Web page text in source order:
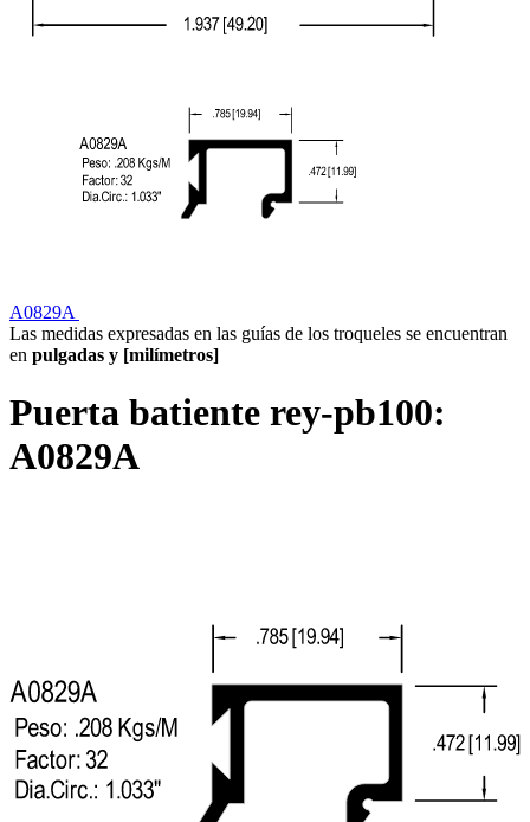
A0829A
Las medidas expresadas en las guías de los troqueles se encuentran
en pulgadas y [milímetros]
Puerta batiente rey-pb100:
A0829A